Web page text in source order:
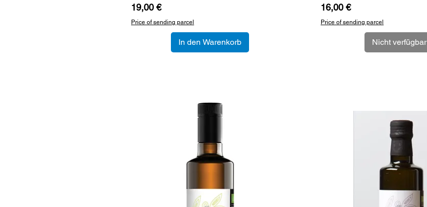
Preis
19,00 €
Price of sending parcel
In den Warenkorb
Preis
16,00 €
Price of sending parcel
Nicht verfügbar